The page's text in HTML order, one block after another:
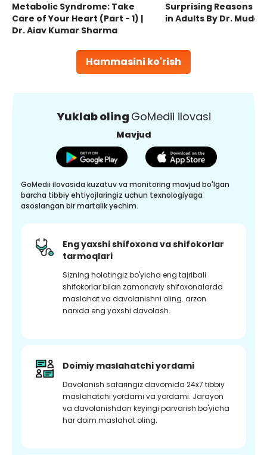
Hammasini ko'rish
Metabolic Syndrome: Take
Care of Your Heart (Part - 1) |
Dr. Ajay Kumar Sharma
Surprising Reasons
in Adults By Dr.
Yuklab oling GoMedii ilovasi
Mavjud
GoMedii ilovasida kuzatuv va monitoring mavjud bo'lgan
barcha tibbiy ehtiyojlaringiz uchun texnologiyaga
asoslangan bir martalik yechim.
Eng yaxshi shifoxona va shifokorlar
tarmoqlari
Sizning holatingiz bo'yicha eng tajribali
shifokorlar bilan zamonaviy shifoxonalarda
maslahat va davolanishni oling. arzon
narxda eng yaxshi davolash.
Doimiy maslahatchi yordami
Davolanish safaringiz davomida 24x7 tibbiy
maslahatchi yordami va yordami. Jarayon
va davolanishdan keyingi parvarish bo'yicha
har doim maslahat oling.